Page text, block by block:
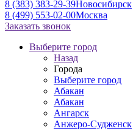
8 (383) 383-29-39Новосибирск
8 (499) 553-02-00Москва
Заказать звонок
Выберите город
Назад
Города
Выберите город
Абакан
Абакан
Ангарск
Анжеро-Судженск